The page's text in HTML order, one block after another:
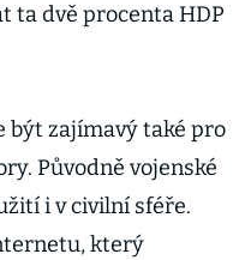
ta dvě procenta HDP
být zajímavý také pro
Původně vojenské
i v civilní sféře.
který